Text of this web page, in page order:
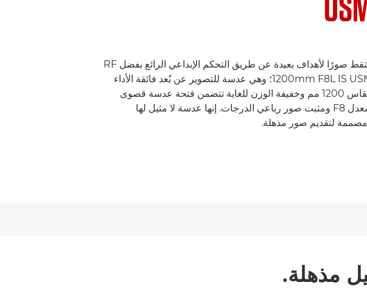
التقط صورًا لأهداف بعيدة عن طريق التحكم الإبداعي الرائع بفضل RF
1200mm F8L IS USM؛ وهي عدسة للتصوير عن بُعد فائقة الأداء
مقاس 1200 مم وخفيفة الوزن للغاية تتضمن فتحة عدسة قصوى
بمعدل F8 ومثبت صور رباعي الدرجات. إنها عدسة لا مثيل لها
لتقديم صور مذهلة.
مذهلة.